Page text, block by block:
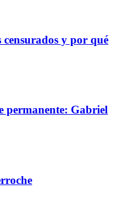
censurados y por qué
permanente: Gabriel